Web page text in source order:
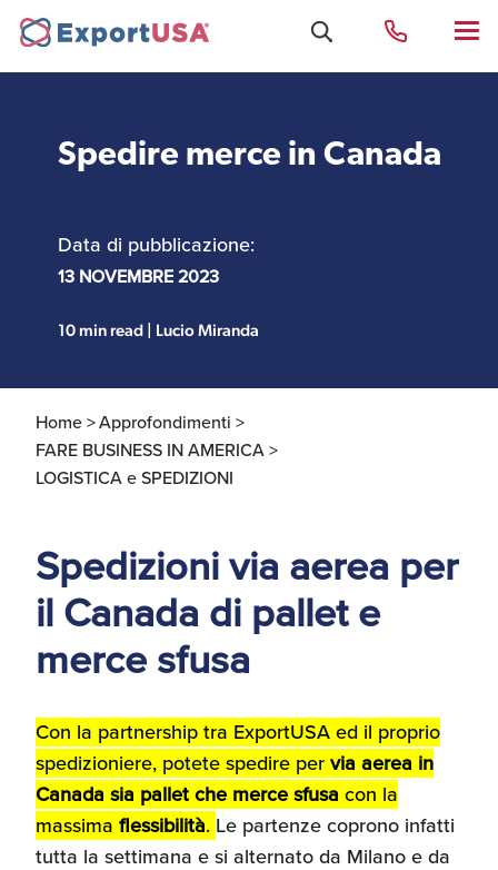
Uffici e Team Exportusa
Uffici e Team
Perchè gli Stati Uniti
I Partner di ExportUSA
New York, Corp.
commercio con gli USA
ExportUSA ottiene la
licenza per richiedere
gli ITIN
Costituzione società e
Visti USA
Servizi Expat Italiani
Logistica
FDA
Ricerca Distributori di
Spedire merce in Canada
Data di pubblicazione:
13 NOVEMBRE 2023
10 min read | Lucio Miranda
Home >Approfondimenti >
FARE BUSINESS IN AMERICA >
LOGISTICA e SPEDIZIONI
Spedizioni via aerea per
il Canada di pallet e
merce sfusa
Con la partnership tra ExportUSA ed il proprio
spedizioniere, potete spedire pervia aerea in
Canada sia pallet che merce sfusa con la
massima flessibilità. Le partenze coprono infatti
tutta la settimana e si alternato da Milano e da